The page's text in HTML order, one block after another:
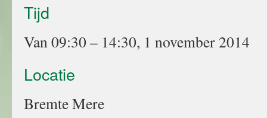
Tijd
Van 09:30 – 14:30, 1 november 2014
Locatie
Bremte Mere